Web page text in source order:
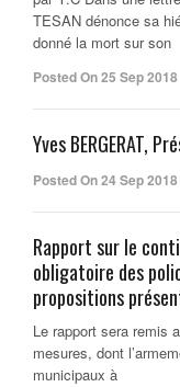
TESAN dénonce sa
donné la mort sur son
Posted On 25 Sep 2018
Yves BERGERAT,
Posted On 24 Sep 2018
Rapport sur le
obligatoire des
propositions
Le rapport sera remis
mesures, dont
municipaux à